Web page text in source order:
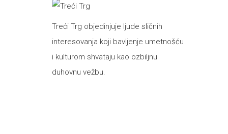
Treći Trg objedinjuje ljude sličnih
interesovanja koji bavljenje umetnošću
i kulturom shvataju kao ozbiljnu
duhovnu vežbu.